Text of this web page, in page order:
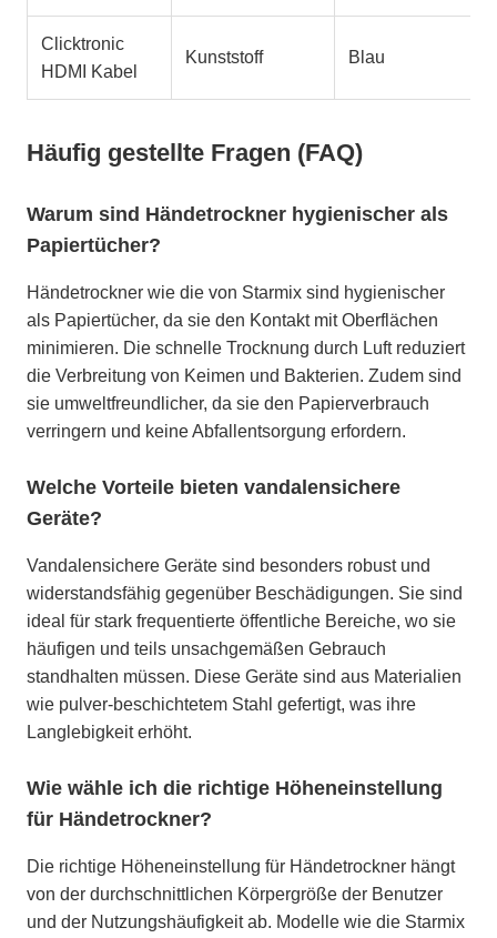
Clicktronic
HDMI Kabel
Kunststoff Blau
Häufig gestellte Fragen (FAQ)
Warum sind Händetrockner hygienischer als
Papiertücher?
Händetrockner wie die von Starmix sind hygienischer
als Papiertücher, da sie den Kontakt mit Oberflächen
minimieren. Die schnelle Trocknung durch Luft reduziert
die Verbreitung von Keimen und Bakterien. Zudem sind
sie umweltfreundlicher, da sie den Papierverbrauch
verringern und keine Abfallentsorgung erfordern.
Welche Vorteile bieten vandalensichere
Geräte?
Vandalensichere Geräte sind besonders robust und
widerstandsfähig gegenüber Beschädigungen. Sie sind
ideal für stark frequentierte öffentliche Bereiche, wo sie
häufigen und teils unsachgemäßen Gebrauch
standhalten müssen. Diese Geräte sind aus Materialien
wie pulver-beschichtetem Stahl gefertigt, was ihre
Langlebigkeit erhöht.
Wie wähle ich die richtige Höheneinstellung
für Händetrockner?
Die richtige Höheneinstellung für Händetrockner hängt
von der durchschnittlichen Körpergröße der Benutzer
und der Nutzungshäufigkeit ab. Modelle wie die Starmix